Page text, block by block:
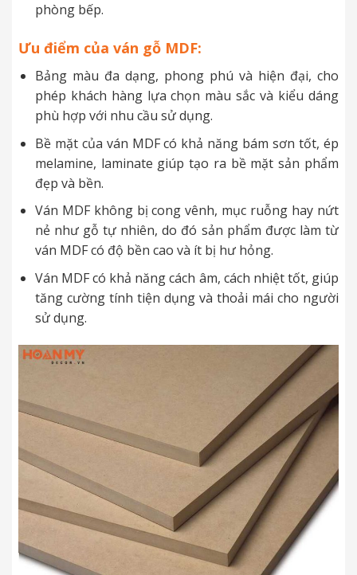
phòng bếp.
Ưu điểm của ván gỗ MDF:
Bảng màu đa dạng, phong phú và hiện đại, cho
phép khách hàng lựa chọn màu sắc và kiểu dáng
phù hợp với nhu cầu sử dụng.
Bề mặt của ván MDF có khả năng bám sơn tốt, ép
melamine, laminate giúp tạo ra bề mặt sản phẩm
đẹp và bền.
Ván MDF không bị cong vênh, mục ruỗng hay nứt
nẻ như gỗ tự nhiên, do đó sản phẩm được làm từ
ván MDF có độ bền cao và ít bị hư hỏng.
Ván MDF có khả năng cách âm, cách nhiệt tốt, giúp
tăng cường tính tiện dụng và thoải mái cho người
sử dụng.